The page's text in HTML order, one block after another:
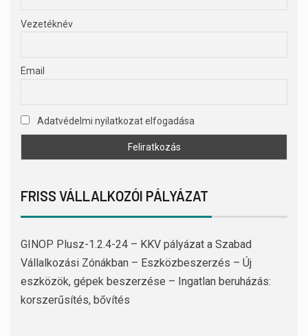
Vezetéknév
Email
Adatvédelmi nyilatkozat elfogadása
FRISS VÁLLALKOZÓI PÁLYÁZAT
GINOP Plusz-1.2.4-24 – KKV pályázat a Szabad
Vállalkozási Zónákban – Eszközbeszerzés – Új
eszközök, gépek beszerzése – Ingatlan beruházás:
korszerűsítés, bővítés